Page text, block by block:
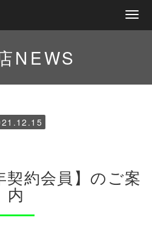
NEWS
契約会員】のご案
内